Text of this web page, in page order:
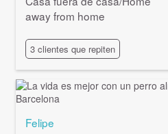
away from home
3 clientes que repiten
Felipe